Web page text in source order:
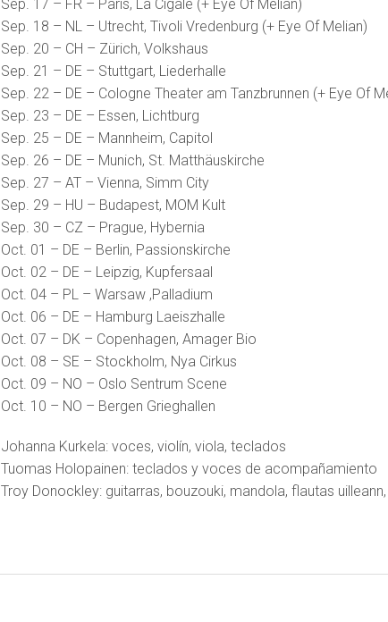
Sep. 17 – FR – Paris, La Cigale (+ Eye Of Melian)
Sep. 18 – NL – Utrecht, Tivoli Vredenburg (+ Eye Of Melian)
Sep. 20 – CH – Zürich, Volkshaus
Sep. 21 – DE – Stuttgart, Liederhalle
Sep. 22 – DE – Cologne Theater am Tanzbrunnen (+ Eye Of
Sep. 23 – DE – Essen, Lichtburg
Sep. 25 – DE – Mannheim, Capitol
Sep. 26 – DE – Munich, St. Matthäuskirche
Sep. 27 – AT – Vienna, Simm City
Sep. 29 – HU – Budapest, MOM Kult
Sep. 30 – CZ – Prague, Hybernia
Oct. 01 – DE – Berlin, Passionskirche
Oct. 02 – DE – Leipzig, Kupfersaal
Oct. 04 – PL – Warsaw ,Palladium
Oct. 06 – DE – Hamburg Laeiszhalle
Oct. 07 – DK – Copenhagen, Amager Bio
Oct. 08 – SE – Stockholm, Nya Cirkus
Oct. 09 – NO – Oslo Sentrum Scene
Oct. 10 – NO – Bergen Grieghallen
Johanna Kurkela: voces, violín, viola, teclados
Tuomas Holopainen: teclados y voces de acompañamiento
Troy Donockley: guitarras, bouzouki, mandola, flautas